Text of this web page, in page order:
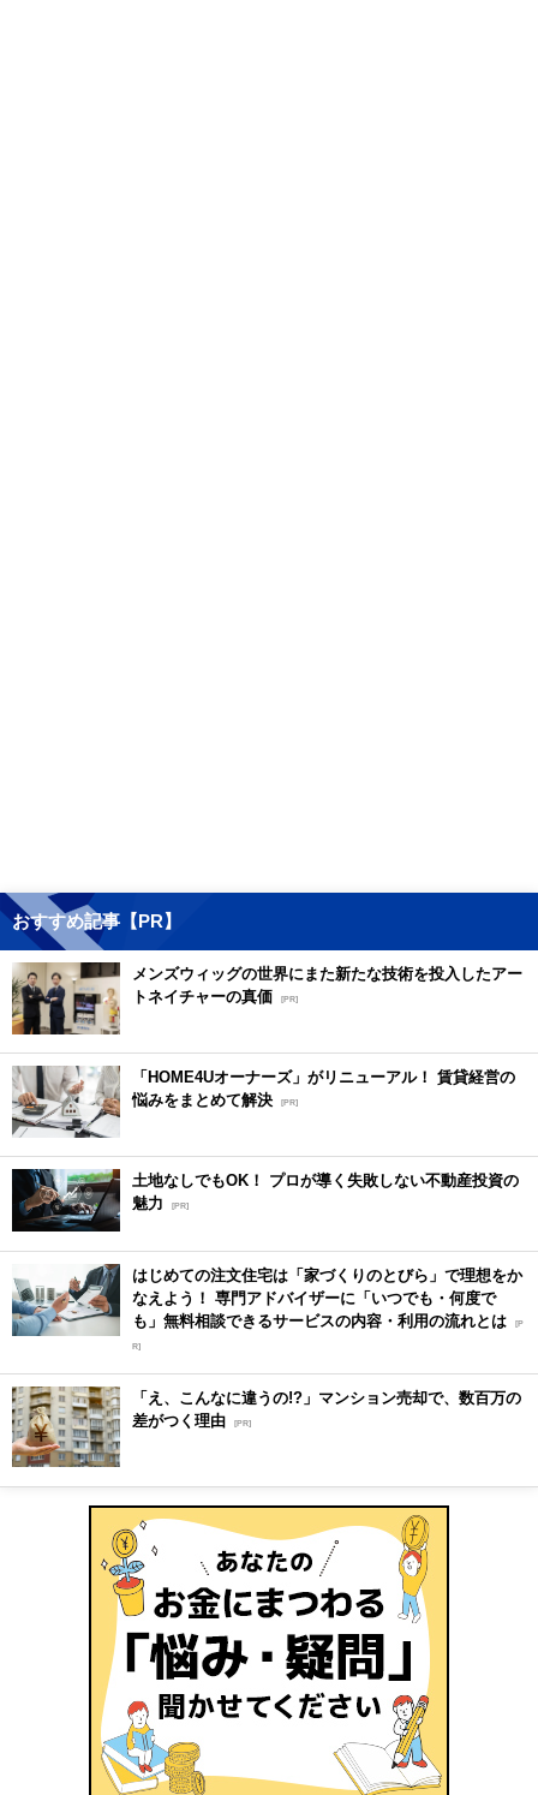
おすすめ記事【PR】
メンズウィッグの世界にまた新たな技術を投入したアー
トネイチャーの真価 [PR]
「HOME4Uオーナーズ」がリニューアル！ 賃貸経営の
悩みをまとめて解決 [PR]
土地なしでもOK！ プロが導く失敗しない不動産投資の
魅力
[PR]
はじめての注文住宅は「家づくりのとびら」で理想をか
なえよう！ 専門アドバイザーに「いつでも・何度で
も」無料相談できるサービスの内容・利用の流れとは [P
R]
「え、こんなに違うの!?」マンション売却で、数百万の
差がつく理由 [PR]